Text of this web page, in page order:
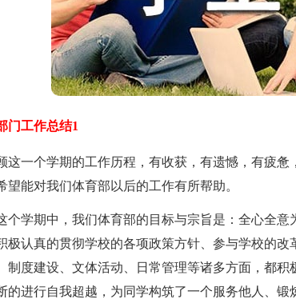
门工作总结1
一个学期的工作历程，有收获，有遗憾，有疲惫
望能对我们体育部以后的工作有所帮助。
学期中，我们体育部的目标与宗旨是：全心全意
极认真的贯彻学校的各项政策方针、参与学校的
制度建设、文体活动、日常管理等诸多方面，都积
的进行自我超越，为同学构筑了一个服务他人、